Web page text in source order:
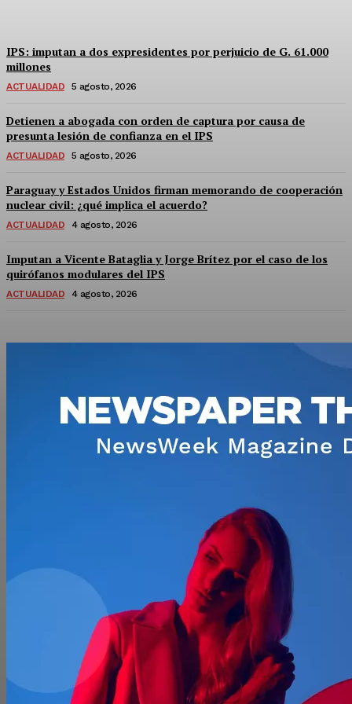
IPS: imputan a dos expresidentes por perjuicio de G. 61.000
millones
ACTUALIDAD 5 agosto, 2026
Detienen a abogada con orden de captura por causa de
presunta lesión de confianza en el IPS
ACTUALIDAD 5 agosto, 2026
Paraguay y Estados Unidos firman memorando de cooperación
nuclear civil: ¿qué implica el acuerdo?
ACTUALIDAD 4 agosto, 2026
Imputan a Vicente Bataglia y Jorge Brítez por el caso de los
quirófanos modulares del IPS
ACTUALIDAD 4 agosto, 2026